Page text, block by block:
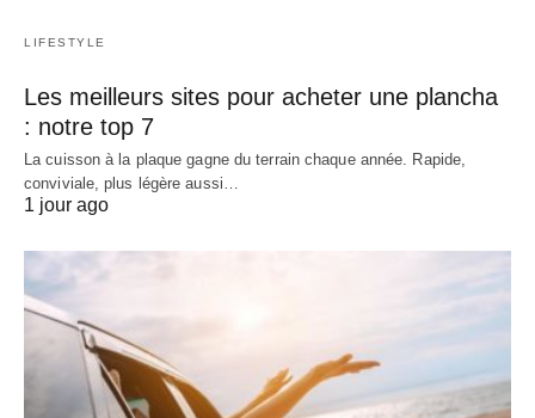
LIFESTYLE
Les meilleurs sites pour acheter une plancha
: notre top 7
La cuisson à la plaque gagne du terrain chaque année. Rapide,
conviviale, plus légère aussi…
1 jour ago